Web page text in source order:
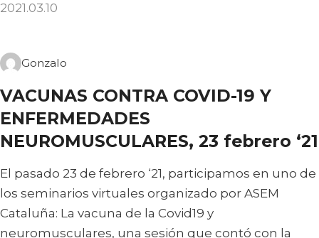
2021.03.10
Gonzalo
VACUNAS CONTRA COVID-19 Y
ENFERMEDADES
NEUROMUSCULARES, 23 febrero ‘21
El pasado 23 de febrero ‘21, participamos en uno de
los seminarios virtuales organizado por ASEM
Cataluña: La vacuna de la Covid19 y
neuromusculares, una sesión que contó con la